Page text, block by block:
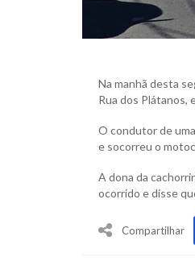
Na manhã desta
Rua dos Plátanos,
O condutor de
e socorreu o
A dona da
ocorrido e disse
Compartilhar